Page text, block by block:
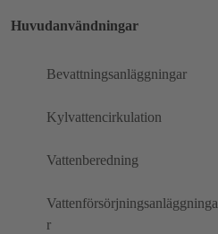
Huvudanvändningar
Bevattningsanläggningar
Kylvattencirkulation
Vattenberedning
Vattenförsörjningsanläggninga
r